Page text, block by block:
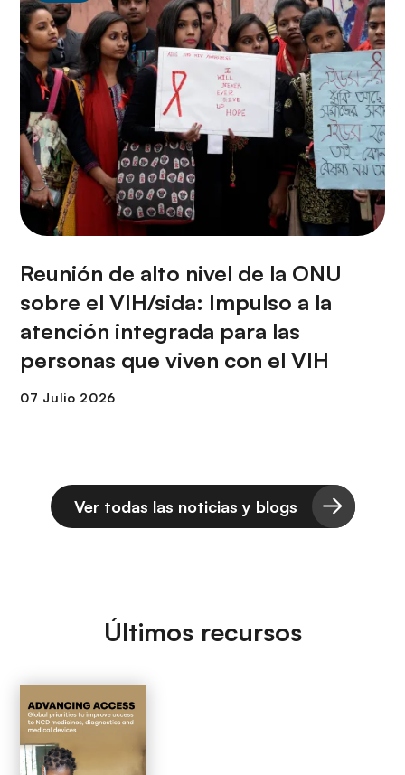
Reunión de alto nivel de la ONU
sobre el VIH/sida: Impulso a la
atención integrada para las
personas que viven con el VIH
Ver todas las noticias y blogs
Últimos recursos